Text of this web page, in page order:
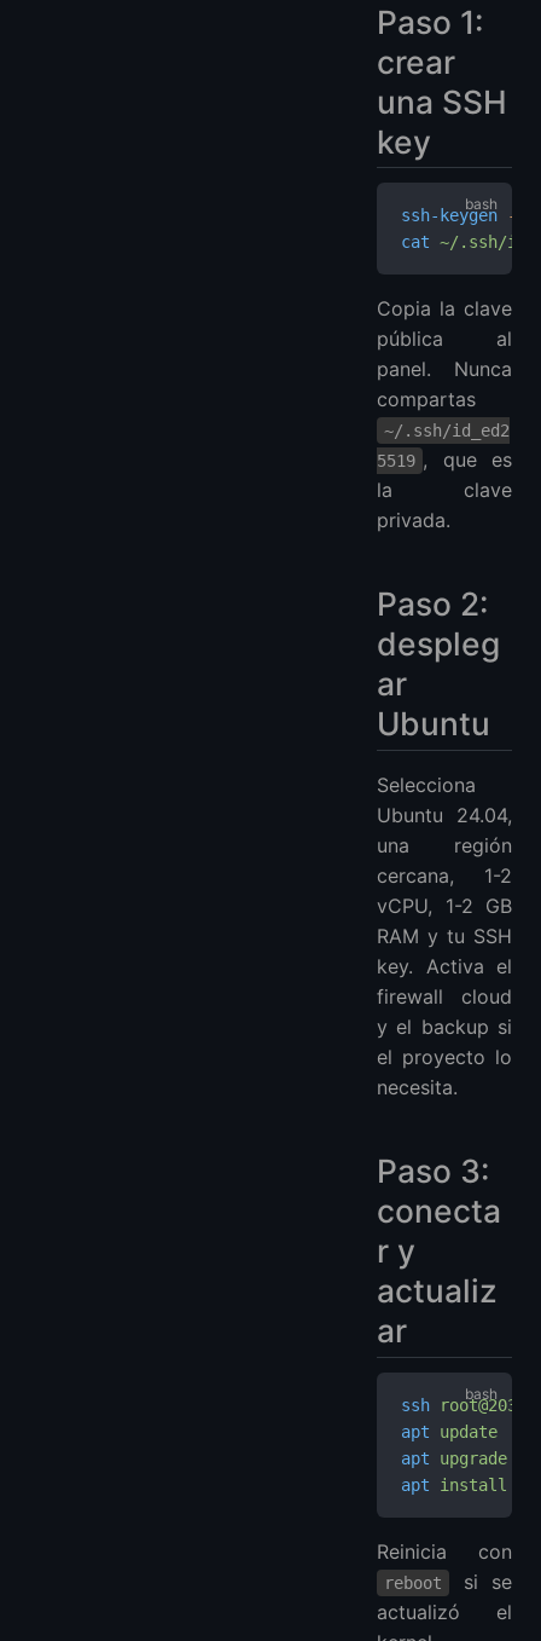
Paso 1:
crear
una SSH
key
ssh-keygen -t
cat ~/.ssh/
Copia la clave
pública al
panel. Nunca
compartas
~/.ssh/id_ed2
5519 , que es
la clave
privada.
Paso 2:
despleg
ar
Ubuntu
Selecciona
Ubuntu 24.04,
una región
cercana, 1-2
vCPU, 1-2 GB
RAM y tu SSH
key. Activa el
firewall cloud
y el backup si
el proyecto lo
necesita.
Paso 3:
conecta
r y
actualiz
ar
ssh
apt update
apt upgrade
apt install
Reinicia con
reboot
si se
actualizó el